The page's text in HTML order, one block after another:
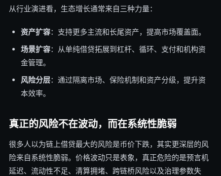
从行业演进看，生态增长通常来自三种力量：
资产扩容：支持更多主流和长尾资产，提高市场覆盖面。
场景扩容：从单纯借贷拓展到杠杆、循环、支付和机构资
金管理。
风险分层：通过隔离市场、保险机制和资产分级，提升资
本效率。
真正的风险不在波动，而在系统性脆弱
很多人以为链上借贷最大的风险是币价下跌，其实更深层的风
险来自系统性脆弱。价格波动只是表象，真正危险的是预言机
延迟、流动性不足、清算拥堵、跨链桥风险以及治理参数失